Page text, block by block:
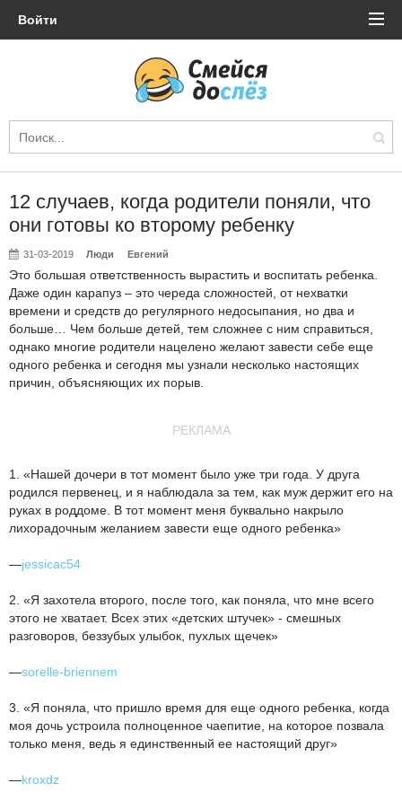
Войти
12 случаев, когда родители поняли, что
они готовы ко второму ребенку
31-03-2019 Люди Евгений
Это большая ответственность вырастить и воспитать ребенка.
Даже один карапуз – это череда сложностей, от нехватки
времени и средств до регулярного недосыпания, но два и
больше… Чем больше детей, тем сложнее с ним справиться,
однако многие родители нацелено желают завести себе еще
одного ребенка и сегодня мы узнали несколько настоящих
причин, объясняющих их порыв.
РЕКЛАМА
1. «Нашей дочери в тот момент было уже три года. У друга
родился первенец, и я наблюдала за тем, как муж держит его на
руках в роддоме. В тот момент меня буквально накрыло
лихорадочным желанием завести еще одного ребенка»
—jessicac54
2. «Я захотела второго, после того, как поняла, что мне всего
этого не хватает. Всех этих «детских штучек» - смешных
разговоров, беззубых улыбок, пухлых щечек»
—sorelle-briennem
3. «Я поняла, что пришло время для еще одного ребенка, когда
моя дочь устроила полноценное чаепитие, на которое позвала
только меня, ведь я единственный ее настоящий друг»
—kroxdz